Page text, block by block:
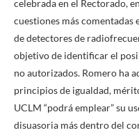
celebrada en el Rectorado,
cuestiones más comentadas
de detectores de
objetivo de identificar el
no autorizados. Romero ha
principios de igualdad,
UCLM “podrá emplear” su
disuasoria más dentro del